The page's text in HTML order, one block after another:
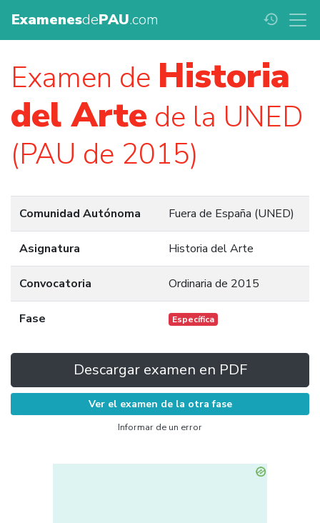
ExamenesdePAU.com history
Examen de Historia
del Arte de la UNED
(PAU de 2015)
Comunidad Autónoma Fuera de España (UNED)
Asignatura Historia del Arte
Convocatoria Ordinaria de 2015
Fase Específica
Descargar examen en PDF
Ver el examen de la otra fase
Informar de un error